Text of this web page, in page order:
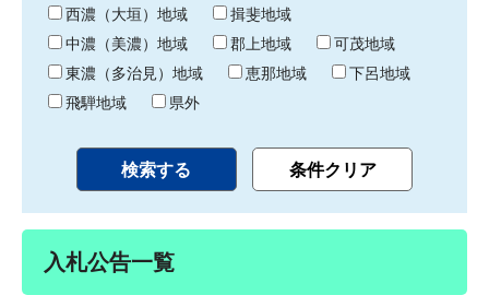
り 西濃（大垣）地域
揖斐地域
中濃（美濃）地域
郡上地域
可茂地域
東濃（多治見）地域
恵那地域
下呂地域
飛騨地域
県外
入札公告一覧